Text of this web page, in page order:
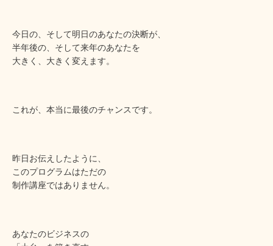
今日の、そして明日のあなたの決断が、
半年後の、そして来年のあなたを
大きく、大きく変えます。
これが、本当に最後のチャンスです。
昨日お伝えしたように、
このプログラムはただの
制作講座ではありません。
あなたのビジネスの